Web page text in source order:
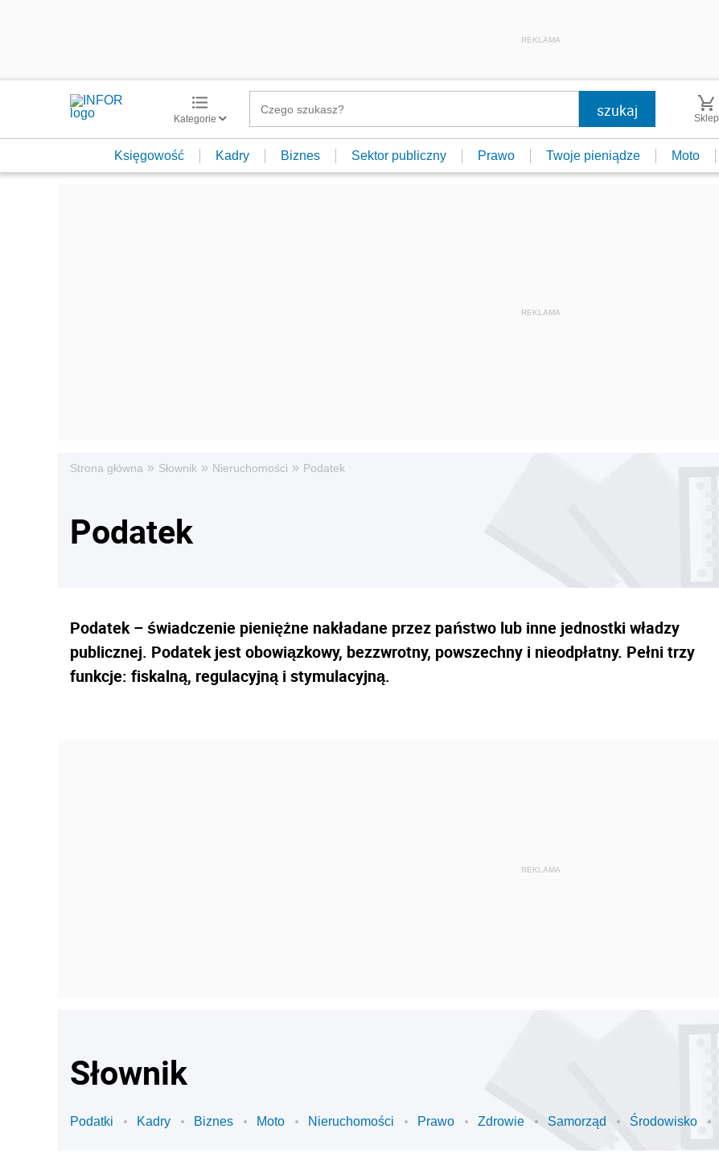
REKLAMA
Kategorie Sklep
Księgowość Kadry Biznes Sektor publiczny Prawo Twoje pieniądze Moto
Strona główna » Słownik » Nieruchomości » Podatek
Podatek
Podatek – świadczenie pieniężne nakładane przez państwo lub inne jednostki władzy
publicznej. Podatek jest obowiązkowy, bezzwrotny, powszechny i nieodpłatny. Pełni trzy
funkcje: fiskalną, regulacyjną i stymulacyjną.
Słownik
Podatki Kadry Biznes Moto Nieruchomości Prawo Zdrowie Samorząd Środowisko